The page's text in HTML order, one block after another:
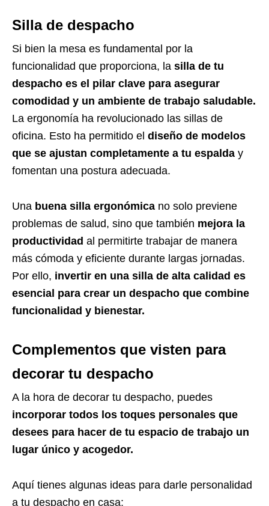
Silla de despacho
Si bien la mesa es fundamental por la
funcionalidad que proporciona, la silla de tu
despacho es el pilar clave para asegurar
comodidad y un ambiente de trabajo saludable.
La ergonomía ha revolucionado las sillas de
oficina. Esto ha permitido el diseño de modelos
que se ajustan completamente a tu espalda y
fomentan una postura adecuada.
Una buena silla ergonómica no solo previene
problemas de salud, sino que también mejora la
productividad al permitirte trabajar de manera
más cómoda y eficiente durante largas jornadas.
Por ello, invertir en una silla de alta calidad es
esencial para crear un despacho que combine
funcionalidad y bienestar.
Complementos que visten para
decorar tu despacho
A la hora de decorar tu despacho, puedes
incorporar todos los toques personales que
desees para hacer de tu espacio de trabajo un
lugar único y acogedor.
Aquí tienes algunas ideas para darle personalidad
a tu despacho en casa: